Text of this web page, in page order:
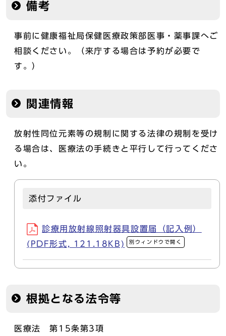
備考
事前に健康福祉局保健医療政策部医事・薬事課へご
相談ください。（来庁する場合は予約が必要で
す。）
関連情報
放射性同位元素等の規制に関する法律の規制を受け
る場合は、医療法の手続きと平行して行ってくださ
い。
添付ファイル
診療用放射線照射器具設置届（記入例）
(PDF形式, 121.18KB)
別ウィンドウで開く
根拠となる法令等
医療法 第15条第3項